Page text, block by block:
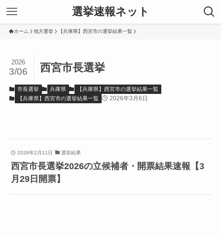
選挙速報ネット
ホーム 地方選挙 【兵庫県】西宮市の選挙結果一覧
西宮市長選挙
2026
3/06
市長選挙 兵庫県
【兵庫県】西宮市の選挙結果一覧
【兵庫県】西宮市の選挙結果一覧
2026年3月6日
2026年2月11日 選挙結果
西宮市長選挙2026の立候補者・開票結果速報【3
月29日開票】